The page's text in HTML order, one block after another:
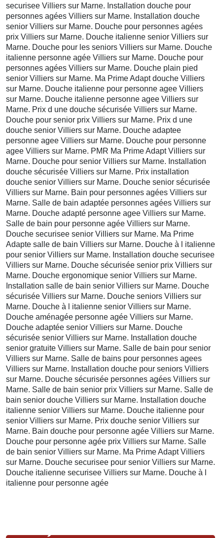
securisee Villiers sur Marne. Installation douche pour
personnes agées Villiers sur Marne. Installation douche
senior Villiers sur Marne. Douche pour personnes agées
prix Villiers sur Marne. Douche italienne senior Villiers sur
Marne. Douche pour les seniors Villiers sur Marne. Douche
italienne personne agée Villiers sur Marne. Douche pour
personnes agées Villiers sur Marne. Douche plain pied
senior Villiers sur Marne. Ma Prime Adapt douche Villiers
sur Marne. Douche italienne pour personne agee Villiers
sur Marne. Douche italienne personne agee Villiers sur
Marne. Prix d une douche sécurisée Villiers sur Marne.
Douche pour senior prix Villiers sur Marne. Prix d une
douche senior Villiers sur Marne. Douche adaptee
personne agee Villiers sur Marne. Douche pour personne
agee Villiers sur Marne. PMR Ma Prime Adapt Villiers sur
Marne. Douche pour senior Villiers sur Marne. Installation
douche sécurisée Villiers sur Marne. Prix installation
douche senior Villiers sur Marne. Douche senior sécurisée
Villiers sur Marne. Bain pour personnes agées Villiers sur
Marne. Salle de bain adaptée personnes agées Villiers sur
Marne. Douche adapté personne agee Villiers sur Marne.
Salle de bain pour personne agée Villiers sur Marne.
Douche securisee senior Villiers sur Marne. Ma Prime
Adapte salle de bain Villiers sur Marne. Douche à l italienne
pour senior Villiers sur Marne. Installation douche securisee
Villiers sur Marne. Douche sécurisée senior prix Villiers sur
Marne. Douche ergonomique senior Villiers sur Marne.
Installation salle de bain senior Villiers sur Marne. Douche
sécurisée Villiers sur Marne. Douche seniors Villiers sur
Marne. Douche à l italienne senior Villiers sur Marne.
Douche aménagée personne agée Villiers sur Marne.
Douche adaptée senior Villiers sur Marne. Douche
sécurisée senior Villiers sur Marne. Installation douche
senior gratuite Villiers sur Marne. Salle de bain pour senior
Villiers sur Marne. Salle de bains pour personnes agees
Villiers sur Marne. Installation douche pour seniors Villiers
sur Marne. Douche sécurisée personnes agées Villiers sur
Marne. Salle de bain senior prix Villiers sur Marne. Salle de
bain senior douche Villiers sur Marne. Installation douche
italienne senior Villiers sur Marne. Douche italienne pour
senior Villiers sur Marne. Prix douche senior Villiers sur
Marne. Bain douche pour personne agée Villiers sur Marne.
Douche pour personne agée prix Villiers sur Marne. Salle
de bain senior Villiers sur Marne. Ma Prime Adapt Villiers
sur Marne. Douche securisee pour senior Villiers sur Marne.
Douche italienne securisee Villiers sur Marne. Douche à l
italienne pour personne agée